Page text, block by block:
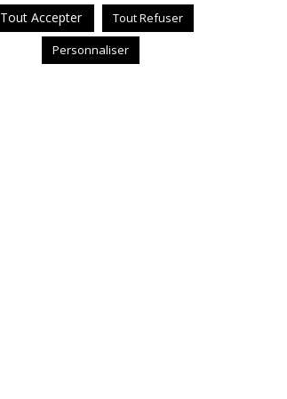
Tout Accepter
Tout Refuser
Personnaliser